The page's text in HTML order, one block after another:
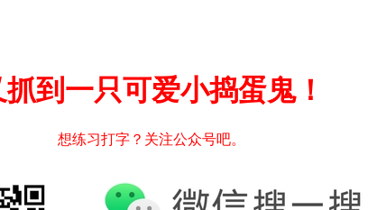
抓到一只可爱小捣蛋鬼！
想练习打字？关注公众号吧。